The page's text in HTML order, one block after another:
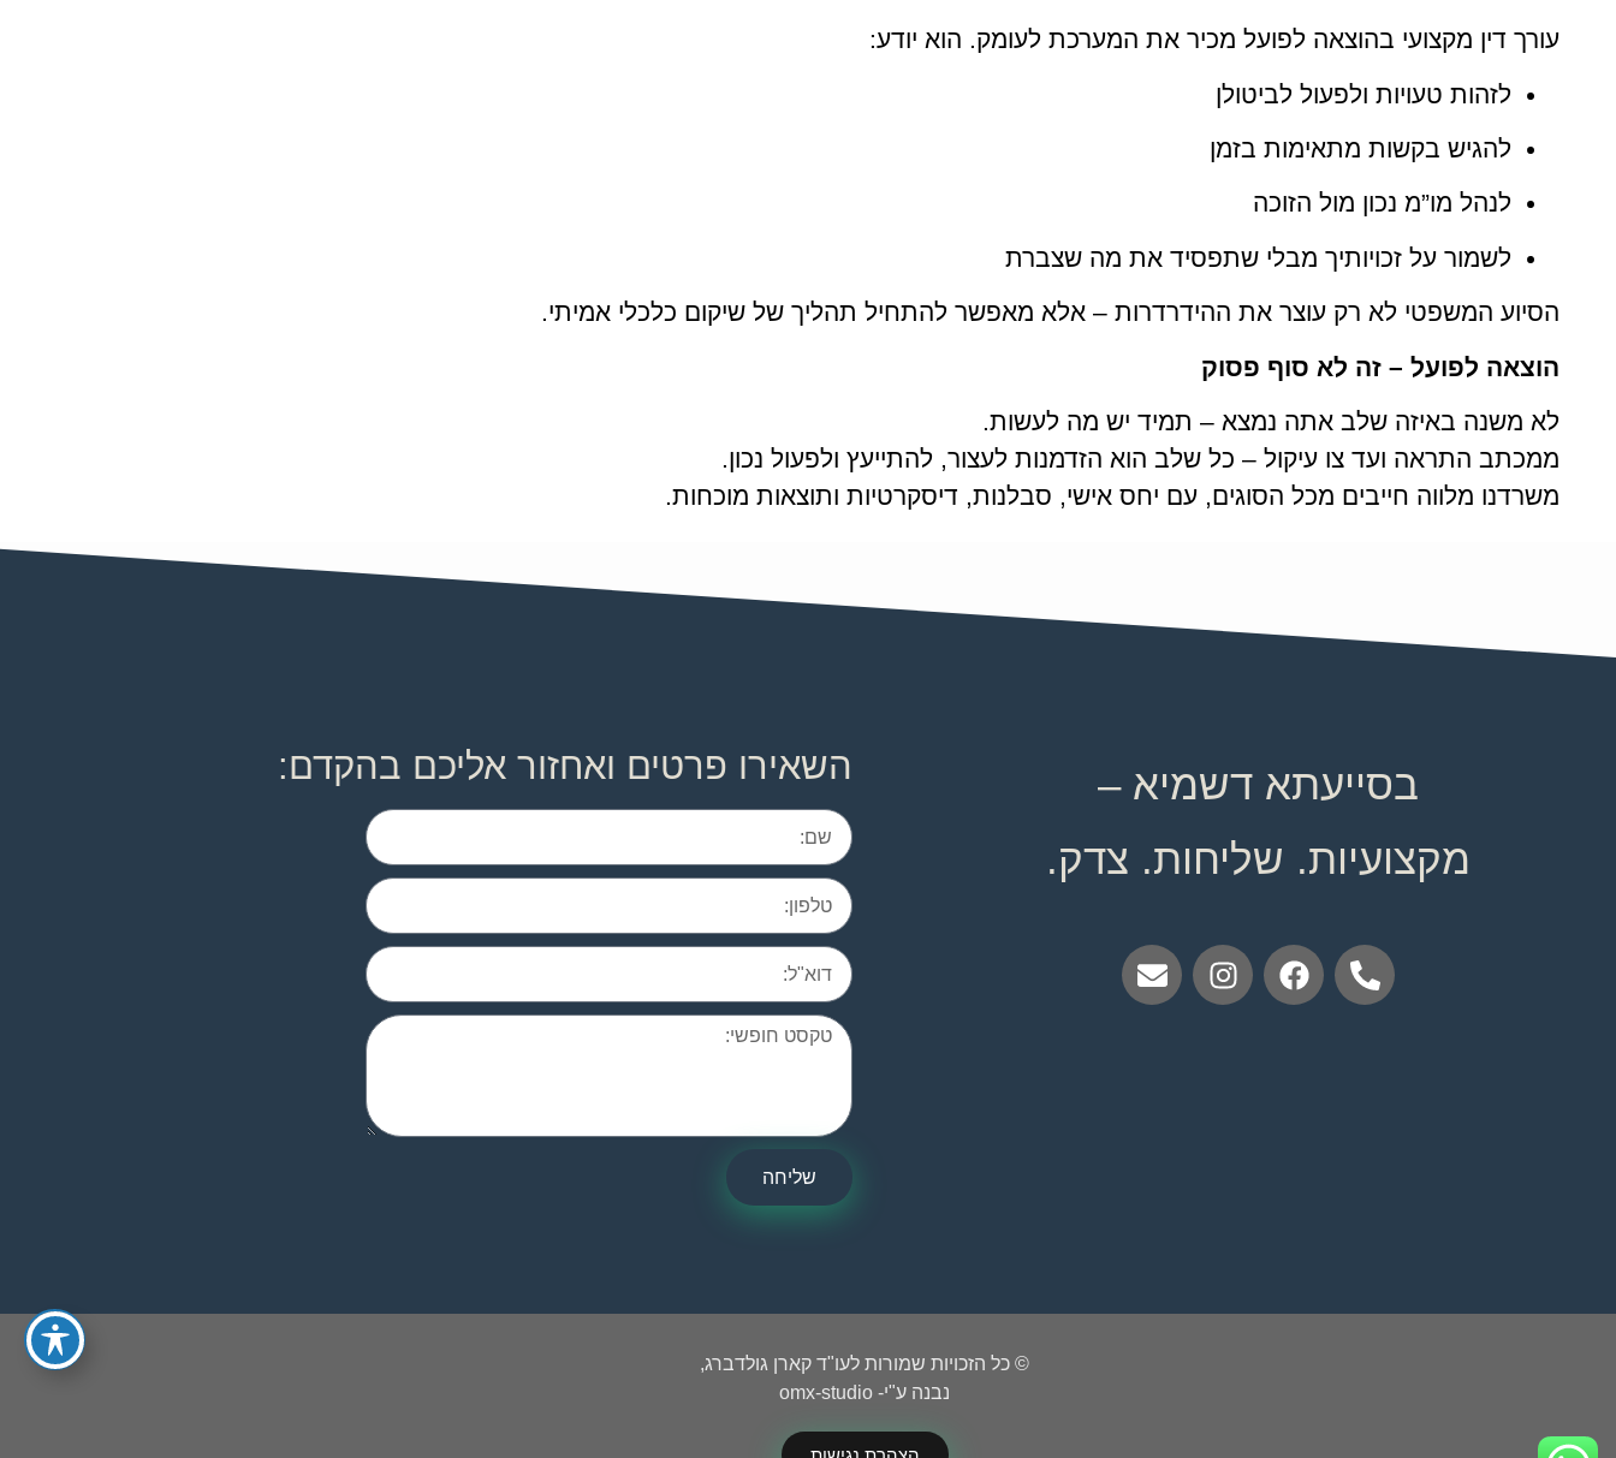
עורך דין מקצועי בהוצאה לפועל מכיר את המערכת לעומק. הוא יודע:
לזהות טעויות ולפעול לביטולן
להגיש בקשות מתאימות בזמן
לנהל מו”מ נכון מול הזוכה
לשמור על זכויותיך מבלי שתפסיד את מה שצברת
הסיוע המשפטי לא רק עוצר את ההידרדרות – אלא מאפשר להתחיל תהליך של שיקום כלכלי אמיתי.
הוצאה לפועל – זה לא סוף פסוק
לא משנה באיזה שלב אתה נמצא – תמיד יש מה לעשות.
ממכתב התראה ועד צו עיקול – כל שלב הוא הזדמנות לעצור, להתייעץ ולפעול נכון.
משרדנו מלווה חייבים מכל הסוגים, עם יחס אישי, סבלנות, דיסקרטיות ותוצאות מוכחות.
בסייעתא דשמיא –
מקצועיות. שליחות. צדק.
השאירו פרטים ואחזור אליכם בהקדם:
שליחה
© כל הזכויות שמורות לעו"ד קארן גולדברג,
נבנה ע"י- omx-studio